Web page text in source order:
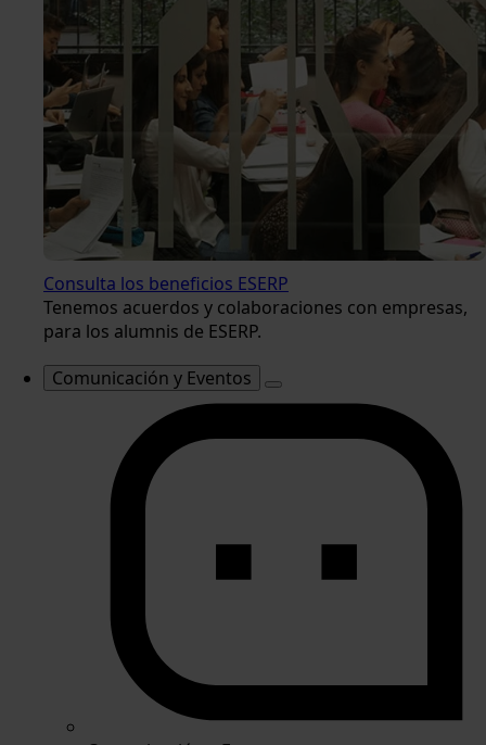
Consulta los beneficios ESERP
Tenemos acuerdos y colaboraciones con empresas,
para los alumnis de ESERP.
Comunicación y Eventos